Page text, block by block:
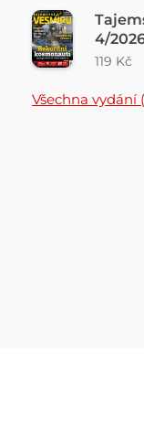
4/
119 Kč
Všechna vydání